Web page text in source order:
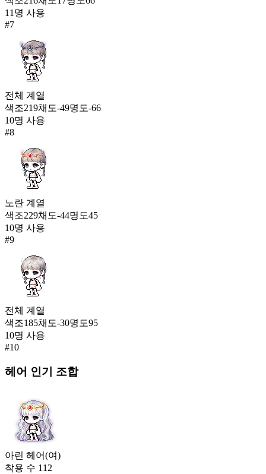
11 명 사용
#7
전체 계열
색조219채도-49명도-66
10명 사용
#8
노란 계열
색조229채도-44명도45
10명 사용
#9
전체 계열
색조185채도-30명도95
10명 사용
#10
헤어 인기 조합
아린 헤어(여)
착용 수 112